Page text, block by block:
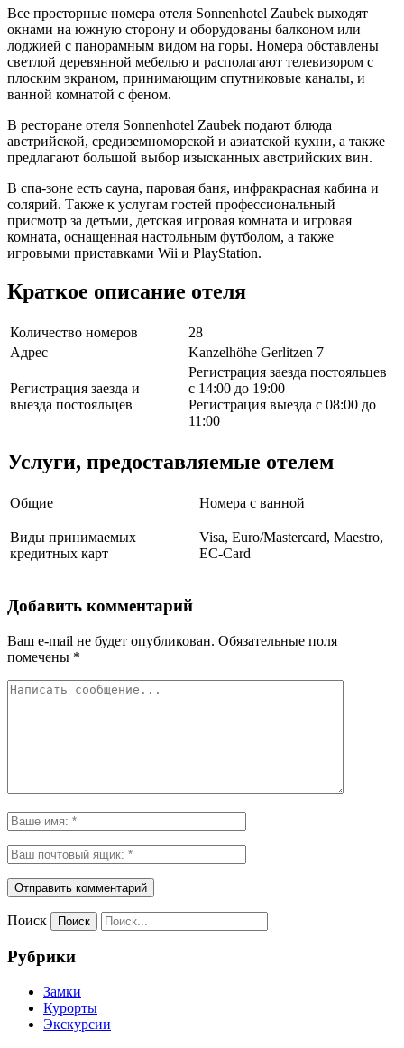
Все просторные номера отеля Sonnenhotel Zaubek выходят
окнами на южную сторону и оборудованы балконом или
лоджией с панорамным видом на горы. Номера обставлены
светлой деревянной мебелью и располагают телевизором с
плоским экраном, принимающим спутниковые каналы, и
ванной комнатой с феном.
В ресторане отеля Sonnenhotel Zaubek подают блюда
австрийской, средиземноморской и азиатской кухни, а также
предлагают большой выбор изысканных австрийских вин.
В спа-зоне есть сауна, паровая баня, инфракрасная кабина и
солярий. Также к услугам гостей профессиональный
присмотр за детьми, детская игровая комната и игровая
комната, оснащенная настольным футболом, а также
игровыми приставками Wii и PlayStation.
Краткое описание отеля
Количество номеров
28
Адрес
Kanzelhöhe Gerlitzen 7
Регистрация заезда и
выезда постояльцев
Регистрация заезда постояльцев
с 14:00 до 19:00
Регистрация выезда с 08:00 до
11:00
Услуги, предоставляемые отелем
Общие Номера с ванной
Виды принимаемых
кредитных карт
Visa, Euro/Mastercard, Maestro,
EC-Card
Добавить комментарий
Ваш e-mail не будет опубликован. Обязательные поля
помечены *
Поиск
Рубрики
Замки
Курорты
Экскурсии